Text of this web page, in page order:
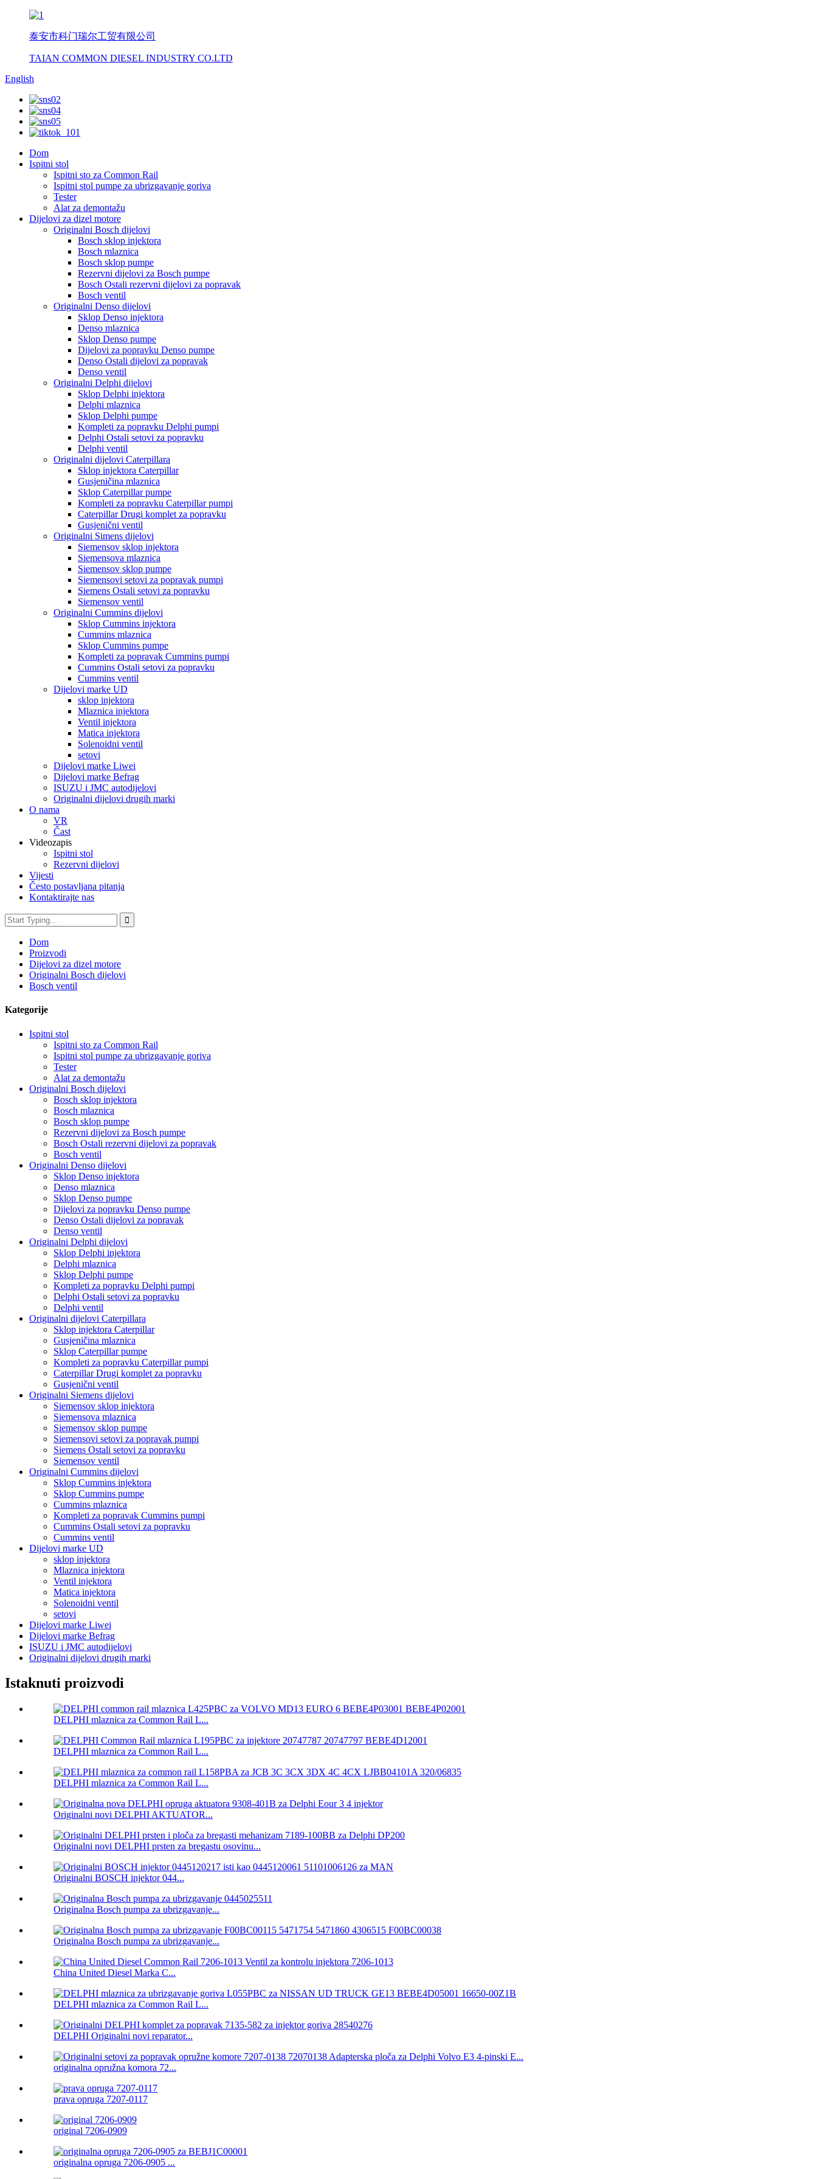
泰安市科门瑞尔工贸有限公司
TAIAN COMMON DIESEL INDUSTRY CO.LTD
English
Dom
Ispitni stol
Ispitni sto za Common Rail
Ispitni stol pumpe za ubrizgavanje goriva
Tester
Alat za demontažu
Dijelovi za dizel motore
Originalni Bosch dijelovi
Bosch sklop injektora
Bosch mlaznica
Bosch sklop pumpe
Rezervni dijelovi za Bosch pumpe
Bosch Ostali rezervni dijelovi za popravak
Bosch ventil
Originalni Denso dijelovi
Sklop Denso injektora
Denso mlaznica
Sklop Denso pumpe
Dijelovi za popravku Denso pumpe
Denso Ostali dijelovi za popravak
Denso ventil
Originalni Delphi dijelovi
Sklop Delphi injektora
Delphi mlaznica
Sklop Delphi pumpe
Kompleti za popravku Delphi pumpi
Delphi Ostali setovi za popravku
Delphi ventil
Originalni dijelovi Caterpillara
Sklop injektora Caterpillar
Gusjeničina mlaznica
Sklop Caterpillar pumpe
Kompleti za popravku Caterpillar pumpi
Caterpillar Drugi komplet za popravku
Gusjenični ventil
Originalni Simens dijelovi
Siemensov sklop injektora
Siemensova mlaznica
Siemensov sklop pumpe
Siemensovi setovi za popravak pumpi
Siemens Ostali setovi za popravku
Siemensov ventil
Originalni Cummins dijelovi
Sklop Cummins injektora
Cummins mlaznica
Sklop Cummins pumpe
Kompleti za popravak Cummins pumpi
Cummins Ostali setovi za popravku
Cummins ventil
Dijelovi marke UD
sklop injektora
Mlaznica injektora
Ventil injektora
Matica injektora
Solenoidni ventil
setovi
Dijelovi marke Liwei
Dijelovi marke Befrag
ISUZU i JMC autodijelovi
Originalni dijelovi drugih marki
O nama
VR
Čast
Videozapis
Ispitni stol
Rezervni dijelovi
Vijesti
Često postavljana pitanja
Kontaktirajte nas
Dom
Proizvodi
Dijelovi za dizel motore
Originalni Bosch dijelovi
Bosch ventil
Kategorije
Ispitni stol
Ispitni sto za Common Rail
Ispitni stol pumpe za ubrizgavanje goriva
Tester
Alat za demontažu
Originalni Bosch dijelovi
Bosch sklop injektora
Bosch mlaznica
Bosch sklop pumpe
Rezervni dijelovi za Bosch pumpe
Bosch Ostali rezervni dijelovi za popravak
Bosch ventil
Originalni Denso dijelovi
Sklop Denso injektora
Denso mlaznica
Sklop Denso pumpe
Dijelovi za popravku Denso pumpe
Denso Ostali dijelovi za popravak
Denso ventil
Originalni Delphi dijelovi
Sklop Delphi injektora
Delphi mlaznica
Sklop Delphi pumpe
Kompleti za popravku Delphi pumpi
Delphi Ostali setovi za popravku
Delphi ventil
Originalni dijelovi Caterpillara
Sklop injektora Caterpillar
Gusjeničina mlaznica
Sklop Caterpillar pumpe
Kompleti za popravku Caterpillar pumpi
Caterpillar Drugi komplet za popravku
Gusjenični ventil
Originalni Siemens dijelovi
Siemensov sklop injektora
Siemensova mlaznica
Siemensov sklop pumpe
Siemensovi setovi za popravak pumpi
Siemens Ostali setovi za popravku
Siemensov ventil
Originalni Cummins dijelovi
Sklop Cummins injektora
Sklop Cummins pumpe
Cummins mlaznica
Kompleti za popravak Cummins pumpi
Cummins Ostali setovi za popravku
Cummins ventil
Dijelovi marke UD
sklop injektora
Mlaznica injektora
Ventil injektora
Matica injektora
Solenoidni ventil
setovi
Dijelovi marke Liwei
Dijelovi marke Befrag
ISUZU i JMC autodijelovi
Originalni dijelovi drugih marki
Istaknuti proizvodi
DELPHI mlaznica za Common Rail L...
DELPHI mlaznica za Common Rail L...
DELPHI mlaznica za Common Rail L...
Originalni novi DELPHI AKTUATOR...
Originalni novi DELPHI prsten za bregastu osovinu...
Originalni BOSCH injektor 044...
Originalna Bosch pumpa za ubrizgavanje...
Originalna Bosch pumpa za ubrizgavanje...
China United Diesel Marka C...
DELPHI mlaznica za Common Rail L...
DELPHI Originalni novi reparator...
originalna opružna komora 72...
prava opruga 7207-0117
original 7206-0909
originalna opruga 7206-0905 ...